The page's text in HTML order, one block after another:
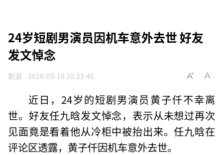
24岁短剧男演员因机车意外去世 好友
发文悼念
新浪 2026-05-19 20:21:46
近日，24岁的短剧男演员黄子仟不幸离
世。好友任九晗发文悼念，表示从未想过再次
见面竟是看着他从冷柜中被抬出来。任九晗在
评论区透露，黄子仟因机车意外去世。